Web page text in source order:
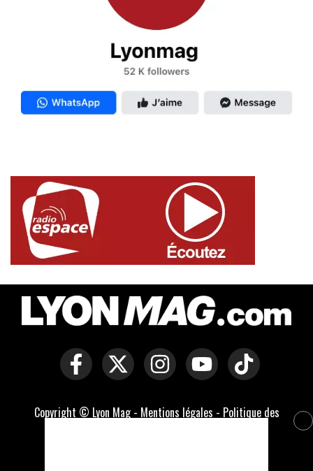
Copyright © Lyon Mag - Mentions légales - Politique des